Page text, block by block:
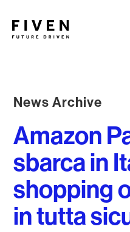
News Archive
Amazon
sbarca in
shopping
in tutta